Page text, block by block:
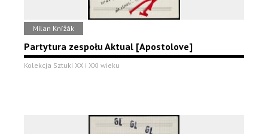
Milan Knížák
Partytura zespołu Aktual [Apostolove]
Kolekcja Sztuki XX i XXI wieku